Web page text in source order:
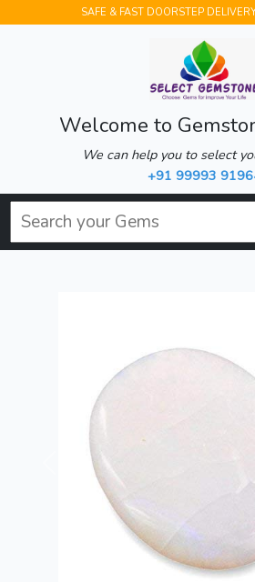
SAFE & FAST DOORSTEP
Welcome to
We can help you to select
+91 99993
Previous